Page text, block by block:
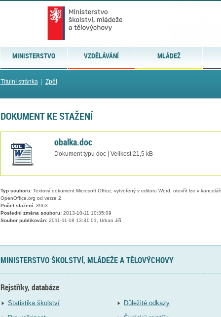
MINISTERSTVO VZDĚLÁVÁNÍ MLÁDEŽ
Titulní stránka| Zpět
DOKUMENT KE STAŽENÍ
obalka.doc
Dokument typu doc | Velikost 21,5 kB
Typ souboru:Textový dokument Microsoft Office, vytvořený v editoru Word, otevřít lze v
OpenOffice.org od verze 2.
Počet stažení:3963
Poslední změna souboru:2013-10-11 10:35:09
Soubor publikován:2011-11-18 13:31:01, Urban Jiří
MINISTERSTVO ŠKOLSTVÍ, MLÁDEŽE A TĚLOVÝCHOVY
Rejstříky, databáze
Statistika školství
Důležité odkazy